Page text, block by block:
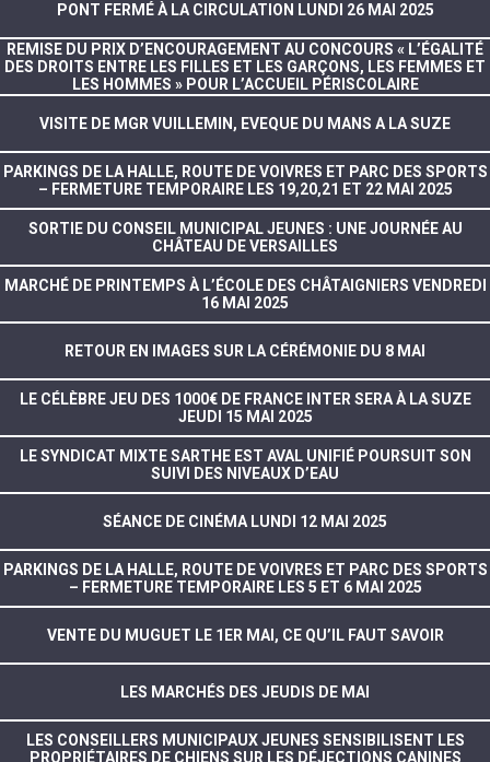
PONT FERMÉ À LA CIRCULATION LUNDI 26 MAI 2025
REMISE DU PRIX D’ENCOURAGEMENT AU CONCOURS « L’ÉGALITÉ
DES DROITS ENTRE LES FILLES ET LES GARÇONS, LES FEMMES ET
LES HOMMES » POUR L’ACCUEIL PÉRISCOLAIRE
VISITE DE MGR VUILLEMIN, EVEQUE DU MANS A LA SUZE
PARKINGS DE LA HALLE, ROUTE DE VOIVRES ET PARC DES SPORTS
– FERMETURE TEMPORAIRE LES 19,20,21 ET 22 MAI 2025
SORTIE DU CONSEIL MUNICIPAL JEUNES : UNE JOURNÉE AU
CHÂTEAU DE VERSAILLES
MARCHÉ DE PRINTEMPS À L’ÉCOLE DES CHÂTAIGNIERS VENDREDI
16 MAI 2025
RETOUR EN IMAGES SUR LA CÉRÉMONIE DU 8 MAI
LE CÉLÈBRE JEU DES 1000€ DE FRANCE INTER SERA À LA SUZE
JEUDI 15 MAI 2025
LE SYNDICAT MIXTE SARTHE EST AVAL UNIFIÉ POURSUIT SON
SUIVI DES NIVEAUX D’EAU
SÉANCE DE CINÉMA LUNDI 12 MAI 2025
PARKINGS DE LA HALLE, ROUTE DE VOIVRES ET PARC DES SPORTS
– FERMETURE TEMPORAIRE LES 5 ET 6 MAI 2025
VENTE DU MUGUET LE 1ER MAI, CE QU’IL FAUT SAVOIR
LES MARCHÉS DES JEUDIS DE MAI
LES CONSEILLERS MUNICIPAUX JEUNES SENSIBILISENT LES
PROPRIÉTAIRES DE CHIENS SUR LES DÉJECTIONS CANINES